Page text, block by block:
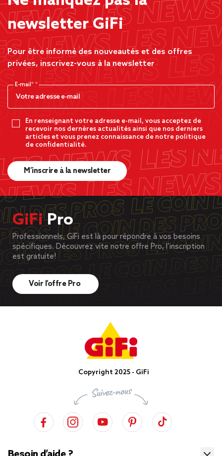
newsletter GiFi
Pour être informé des nouveautés et des offres
privées, inscrivez-vous à la newsletter
E-mail*
En renseignant votre adresse e-mail, vous acceptez de
recevoir nos dernères actualités ainsi que nos derniers
articles et vous prenez connaissance de notre politique
de confidentialité.
M’inscrire à la newsletter
GiFiPro
Professionnels, GiFi est là pour répondre à vos besoins
spécifiques. Découvrez vite notre offre Pro, l’inscription
est gratuite!
Voir l’offre Pro
Copyright 2025 - GiFi